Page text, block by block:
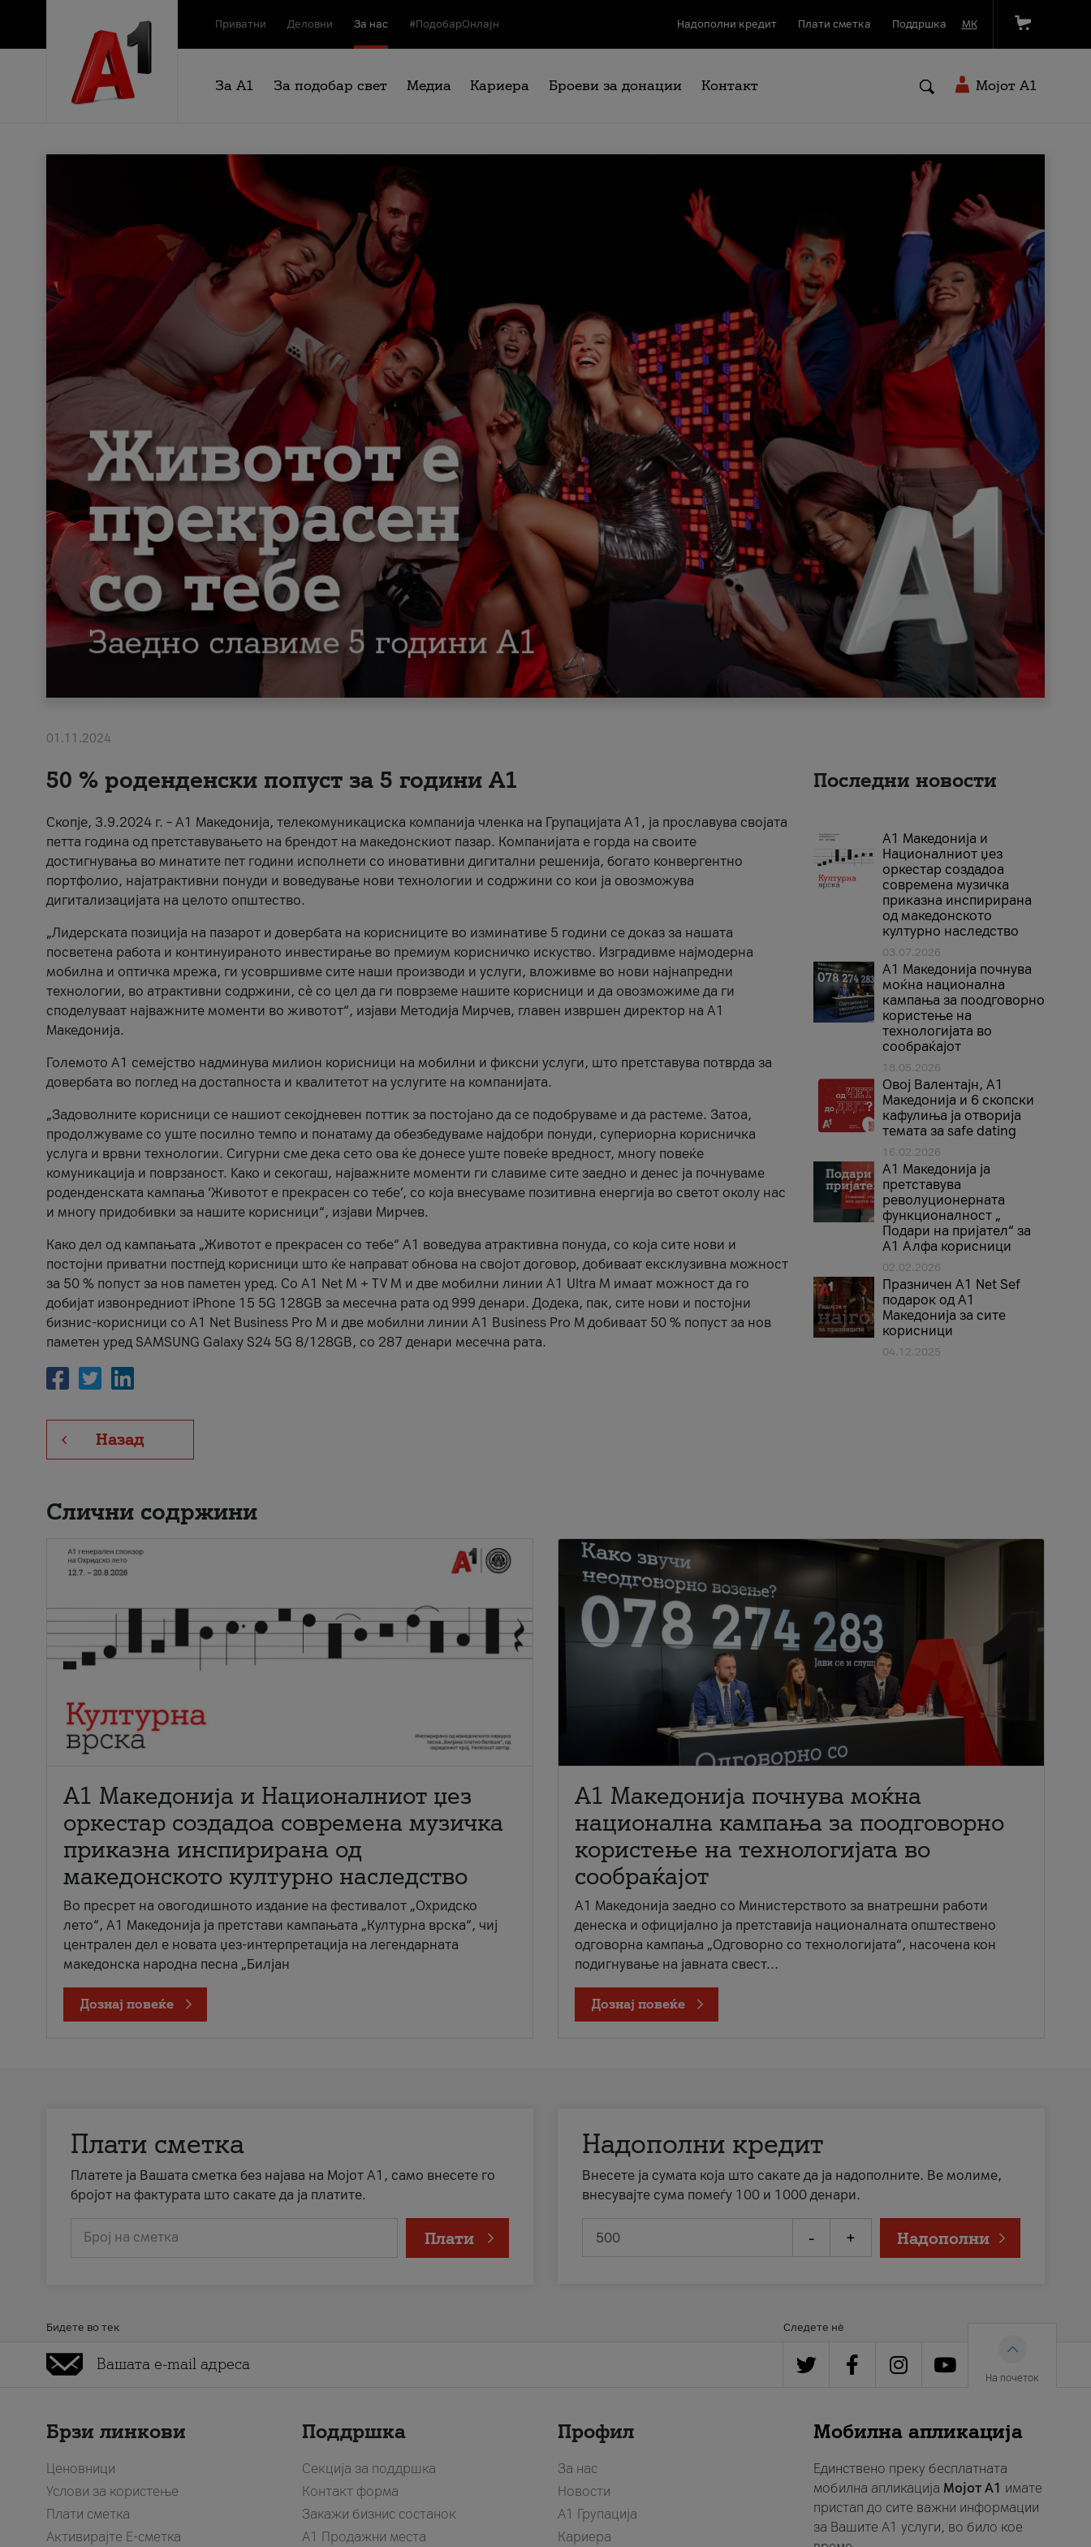
Приватни Деловни За нас #ПодобарОнлајн Надополни кредит Плати сметка Поддршка МК
За А1 За подобар свет Медиа Кариера Броеви за донации Контакт Мојот A1
01.11.2024
50 % роденденски попуст за 5 години А1
Скопје, 3.9.2024 г. – А1 Македонија, телекомуникациска компанија членка на Групацијата А1, ја прославува својата
петта година од претставувањето на брендот на македонскиот пазар. Компанијата е горда на своите
достигнувања во минатите пет години исполнети со иновативни дигитални решенија, богато конвергентно
портфолио, најатрактивни понуди и воведување нови технологии и содржини со кои ја овозможува
дигитализацијата на целото општество.
„Лидерската позиција на пазарот и довербата на корисниците во изминативе 5 години се доказ за нашата
посветена работа и континуираното инвестирање во премиум корисничко искуство. Изградивме најмодерна
мобилна и оптичка мрежа, ги усовршивме сите наши производи и услуги, вложивме во нови најнапредни
технологии, во атрактивни содржини, сè со цел да ги поврземе нашите корисници и да овозможиме да ги
споделуваат најважните моменти во животот“, изјави Методија Мирчев, главен извршен директор на А1
Македонија.
Големото А1 семејство надминува милион корисници на мобилни и фиксни услуги, што претставува потврда за
довербата во поглед на достапноста и квалитетот на услугите на компанијата.
„Задоволните корисници се нашиот секојдневен поттик за постојано да се подобруваме и да растеме. Затоа,
продолжуваме со уште посилно темпо и понатаму да обезбедуваме најдобри понуди, супериорна корисничка
услуга и врвни технологии. Сигурни сме дека сето ова ќе донесе уште повеќе вредност, многу повеќе
комуникација и поврзаност. Kако и секогаш, најважните моменти ги славиме сите заедно и денес ја почнуваме
роденденската кампања ‘Животот е прекрасен со тебе’, со која внесуваме позитивна енергија во светот околу нас
и многу придобивки за нашите корисници“, изјави Мирчев.
Како дел од кампањата „Животот е прекрасен со тебе“ А1 воведува атрактивна понуда, со која сите нови и
постојни приватни постпејд корисници што ќе направат обнова на својот договор, добиваат ексклузивна можност
за 50 % попуст за нов паметен уред. Со А1 Net M + TV M и две мобилни линии A1 Ultra M имаат можност да го
добијат извонредниот iPhone 15 5G 128GB за месечна рата од 999 денари. Додека, пак, сите нови и постојни
бизнис-корисници со А1 Net Business Pro M и две мобилни линии А1 Business Pro М добиваат 50 % попуст за нов
паметен уред SAMSUNG Galaxy S24 5G 8/128GB, со 287 денари месечна рата.
Назад
Последни новости
А1 Македонија и
Националниот џез
оркестар создадоа
современа музичка
приказна инспирирана
од македонското
културно наследство
03.07.2026
A1 Македонија почнува
моќна национална
кампања за поодговорно
користење на
технологијата во
сообраќајот
18.05.2026
Овој Валентајн, A1
Македонија и 6 скопски
кафулиња ја отворија
темата за safe dating
16.02.2026
А1 Македонија ја
претставува
револуционерната
функционалност „
Подари на пријател“ за
А1 Алфа корисници
02.02.2026
Празничен A1 Net Sеf
подарок од А1
Македонија за сите
корисници
04.12.2025
Слични содржини
А1 Македонија и Националниот џез
оркестар создадоа современа музичка
приказна инспирирана од
македонското културно наследство
Во пресрет на овогодишното издание на фестивалот „Охридско
лето“, А1 Македонија ја претстави кампањата „Културна врска“, чиј
централен дел е новата џез-интерпретација на легендарната
македонска народна песна „Билјан
Дознај повеќе
A1 Македонија почнува моќна
национална кампања за поодговорно
користење на технологијата во
сообраќајот
A1 Македонија заедно со Министерството за внатрешни работи
денеска и официјално ја претставија националната општествено
одговорна кампања „Одговорно со технологијата“, насочена кон
подигнување на јавната свест...
Дознај повеќе
Плати сметка
Платете ја Вашата сметка без најава на Мојот А1, само внесете го
бројот на фактурата што сакате да ја платите.
Број на сметка Плати
Надополни кредит
Внесете ја сумата која што сакате да ја надополните. Ве молиме,
внесувајте сума помеѓу 100 и 1000 денари.
- + Надополни
Бидете во тек Следете нè
На почеток
Брзи линкови
Ценовници
Услови за користење
Плати сметка
Активирајте Е-сметка
Поддршка
Секција за поддршка
Контакт форма
Закажи бизнис состанок
A1 Продажни места
Профил
За нас
Новости
А1 Групација
Кариера
Мобилна апликација
Единствено преку бесплатната
мобилна апликација Мојот A1 имате
пристап до сите важни информации
за Вашите A1 услуги, во било кое